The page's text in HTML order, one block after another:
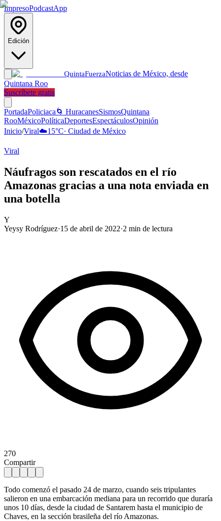
ImpresoPodcastApp
Edición
QuintaFuerzaNoticias de México, desde
Quintana Roo
Suscríbete gratis
PortadaPoliciaca 🌀 HuracanesSismosQuintana
RooMéxicoPolíticaDeportesEspectáculosOpinión
Inicio/Viral☁️15°C· Ciudad de México
Viral
Náufragos son rescatados en el río
Amazonas gracias a una nota enviada en
una botella
Y
Yeysy Rodríguez·15 de abril de 2022·2 min de lectura
270
Compartir
Todo comenzó el pasado 24 de marzo, cuando seis tripulantes
salieron en una embarcación mediana para un recorrido que duraría
unos 10 días, desde la ciudad de Santarem hasta el municipio de
Chaves, en la sección brasileña del río Amazonas.